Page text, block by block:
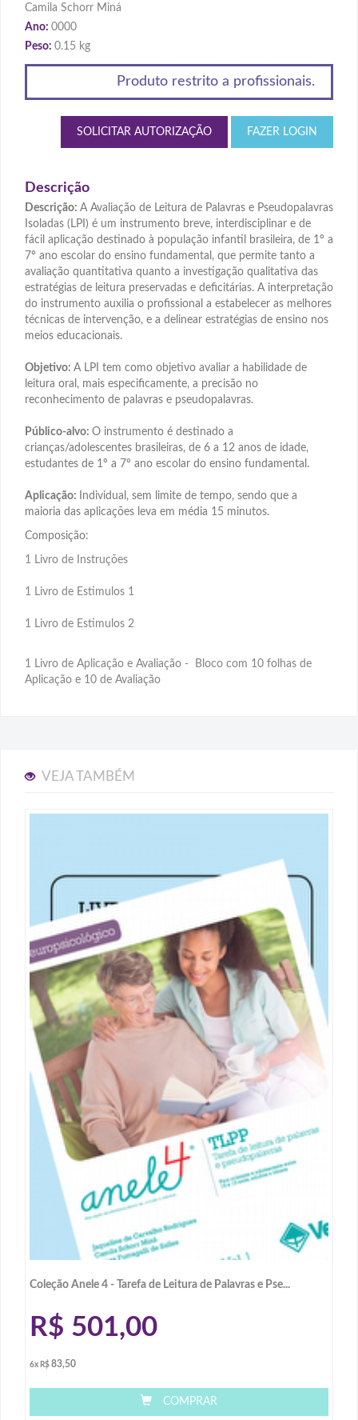
Camila Schorr Miná
Ano: 0000
Peso: 0.15 kg
Produto restrito a profissionais.
SOLICITAR AUTORIZAÇÃO FAZER LOGIN
Descrição
Descrição: A Avaliação de Leitura de Palavras e Pseudopalavras
Isoladas (LPI) é um instrumento breve, interdisciplinar e de
fácil aplicação destinado à população infantil brasileira, de 1º a
7º ano escolar do ensino fundamental, que permite tanto a
avaliação quantitativa quanto a investigação qualitativa das
estratégias de leitura preservadas e deficitárias. A interpretação
do instrumento auxilia o profissional a estabelecer as melhores
técnicas de intervenção, e a delinear estratégias de ensino nos
meios educacionais.
Objetivo: A LPI tem como objetivo avaliar a habilidade de
leitura oral, mais especificamente, a precisão no
reconhecimento de palavras e pseudopalavras.
Público-alvo: O instrumento é destinado a
crianças/adolescentes brasileiras, de 6 a 12 anos de idade,
estudantes de 1º a 7º ano escolar do ensino fundamental.
Aplicação:
Individual, sem limite de tempo, sendo que a
maioria das aplicações leva em média 15 minutos.
Composição:
1 Livro de Instruções
1 Livro de Estimulos 1
1 Livro de Estimulos 2
1 Livro de Aplicação e Avaliação - Bloco com 10 folhas de
Aplicação e 10 de Avaliação
VEJA TAMBÉM
Coleção Anele 4 - Tarefa de Leitura de Palavras e Pse...
R$ 501,00
6x R$ 83,50
COMPRAR